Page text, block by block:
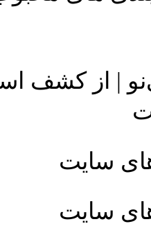
| از کشف
سایت
سایت